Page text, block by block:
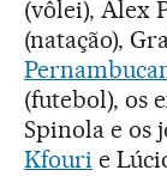
(vôlei), Alex
(natação),
(futebol), os
Spinola e os
Kfouri e